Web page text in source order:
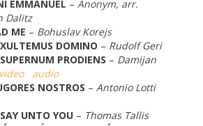
EMMANUEL – Anonym, arr.
Dalitz
ME – Bohuslav Korejs
DOMINO – Rudolf Geri
PRODIENS – Damijan
video
audio
NOSTROS – Antonio Lotti
UNTO YOU – Thomas Tallis